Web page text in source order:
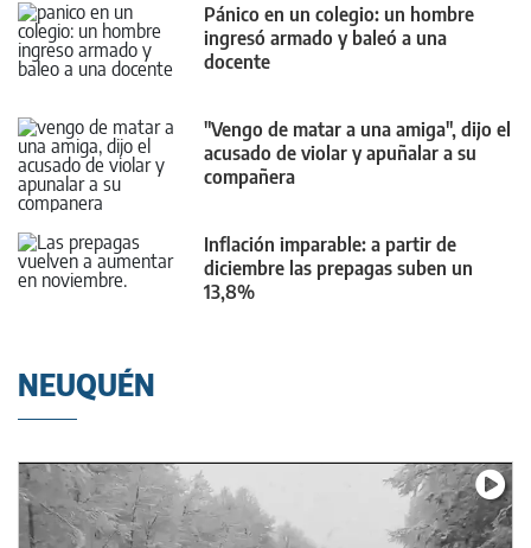
Pánico en un colegio: un hombre
ingresó armado y baleó a una
docente
"Vengo de matar a una amiga", dijo el
acusado de violar y apuñalar a su
compañera
Inflación imparable: a partir de
diciembre las prepagas suben un
13,8%
NEUQUÉN